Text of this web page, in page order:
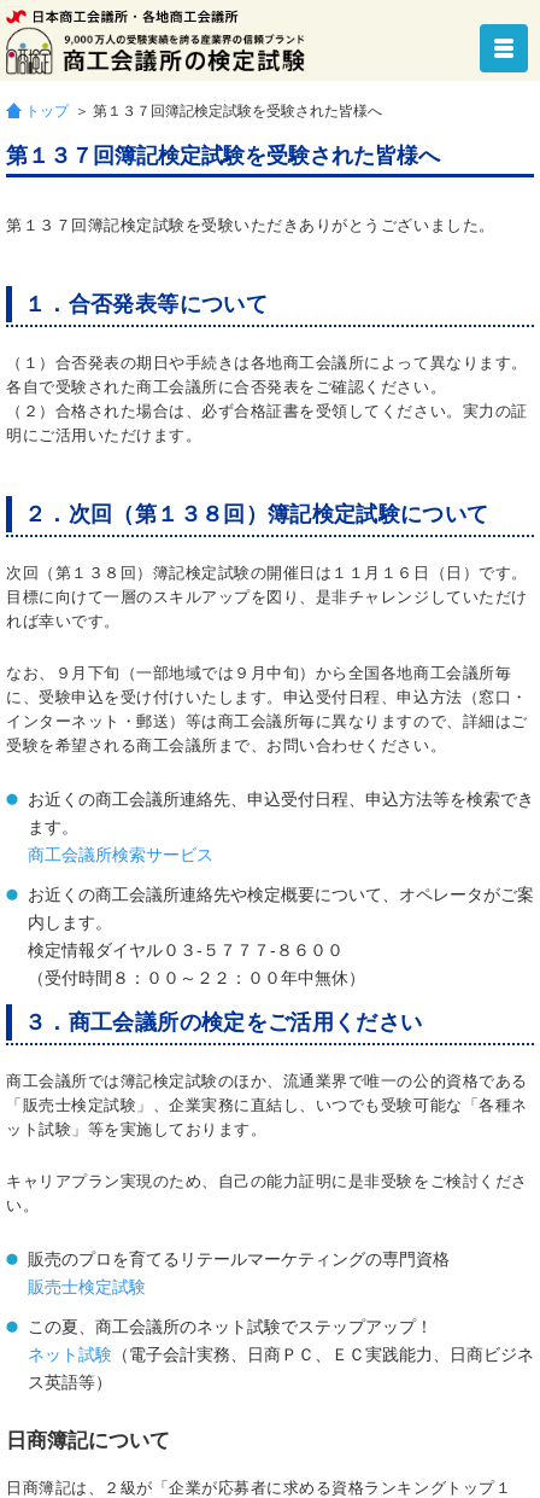
トップ ＞ 第１３７回簿記検定試験を受験された皆様へ
第１３７回簿記検定試験を受験された皆様へ
第１３７回簿記検定試験を受験いただきありがとうございました。
１．合否発表等について
（１）合否発表の期日や手続きは各地商工会議所によって異なります。
各自で受験された商工会議所に合否発表をご確認ください。
（２）合格された場合は、必ず合格証書を受領してください。実力の証
明にご活用いただけます。
２．次回（第１３８回）簿記検定試験について
次回（第１３８回）簿記検定試験の開催日は１１月１６日（日）です。
目標に向けて一層のスキルアップを図り、是非チャレンジしていただけ
れば幸いです。
なお、９月下旬（一部地域では９月中旬）から全国各地商工会議所毎
に、受験申込を受け付けいたします。申込受付日程、申込方法（窓口・
インターネット・郵送）等は商工会議所毎に異なりますので、詳細はご
受験を希望される商工会議所まで、お問い合わせください。
お近くの商工会議所連絡先、申込受付日程、申込方法等を検索でき
ます。
商工会議所検索サービス
お近くの商工会議所連絡先や検定概要について、オペレータがご案
内します。
検定情報ダイヤル０３-５７７７-８６００
（受付時間８：００～２２：００年中無休）
３．商工会議所の検定をご活用ください
商工会議所では簿記検定試験のほか、流通業界で唯一の公的資格である
「販売士検定試験」、企業実務に直結し、いつでも受験可能な「各種ネ
ット試験」等を実施しております。
キャリアプラン実現のため、自己の能力証明に是非受験をご検討くださ
い。
販売のプロを育てるリテールマーケティングの専門資格
販売士検定試験
この夏、商工会議所のネット試験でステップアップ！
ネット試験 （電子会計実務、日商ＰＣ、ＥＣ実践能力、日商ビジネ
ス英語等）
日商簿記について
日商簿記は、２級が「企業が応募者に求める資格ランキングトップ１